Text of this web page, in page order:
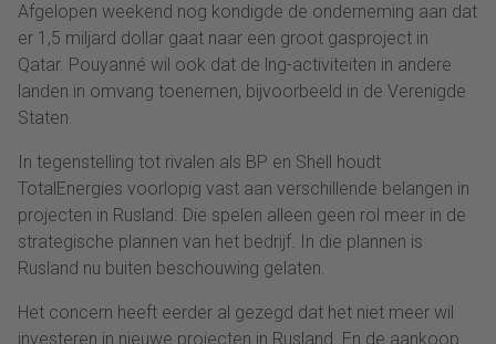
Afgelopen weekend nog kondigde de onderneming aan dat
er 1,5 miljard dollar gaat naar een groot gasproject in
Qatar. Pouyanné wil ook dat de lng-activiteiten in andere
landen in omvang toenemen, bijvoorbeeld in de Verenigde
Staten.
In tegenstelling tot rivalen als BP en Shell houdt
TotalEnergies voorlopig vast aan verschillende belangen in
projecten in Rusland. Die spelen alleen geen rol meer in de
strategische plannen van het bedrijf. In die plannen is
Rusland nu buiten beschouwing gelaten.
Het concern heeft eerder al gezegd dat het niet meer wil
investeren in nieuwe projecten in Rusland. En de aankoop